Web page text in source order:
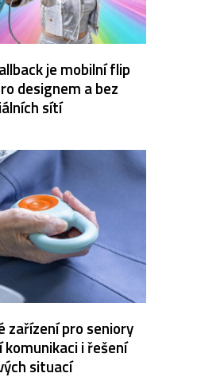
je mobilní flip
designem a bez
sítí
zařízení pro seniory
komunikaci i řešení
situací